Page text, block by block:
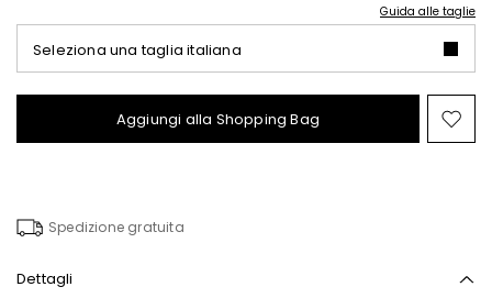
Guida alle taglie
Seleziona una taglia italiana
Aggiungi alla Shopping Bag
Spedizione gratuita
Dettagli